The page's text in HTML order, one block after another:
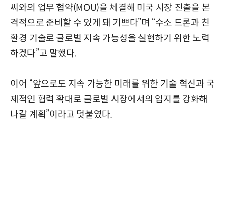
씨와의 업무 협약(MOU)을 체결해 미국 시장 진출을 본
격적으로 준비할 수 있게 돼 기쁘다”며 “수소 드론과 친
환경 기술로 글로벌 지속 가능성을 실현하기 위한 노력
하겠다”고 말했다.
이어 “앞으로도 지속 가능한 미래를 위한 기술 혁신과 국
제적인 협력 확대로 글로벌 시장에서의 입지를 강화해
나갈 계획”이라고 덧붙였다.